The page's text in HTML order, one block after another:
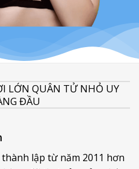
LỚN QUÂN TỬ NHỎ UY
ĐẦU
lập từ năm 2011 hơn